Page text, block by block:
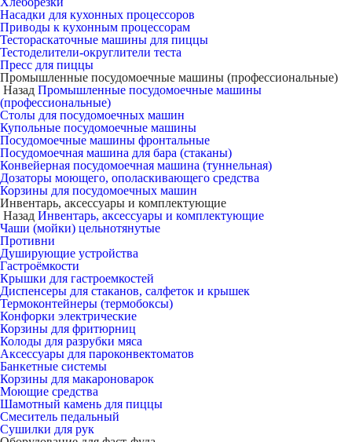
Насадки для кухонных процессоров
Приводы к кухонным процессорам
Тестораскаточные машины для пиццы
Тестоделители-округлители теста
Пресс для пиццы
Промышленные посудомоечные машины (профессиональные)
Назад Промышленные посудомоечные машины
(профессиональные)
Столы для посудомоечных машин
Купольные посудомоечные машины
Посудомоечные машины фронтальные
Посудомоечная машина для бара (стаканы)
Конвейерная посудомоечная машина (туннельная)
Дозаторы моющего, ополаскивающего средства
Корзины для посудомоечных машин
Инвентарь, аксессуары и комплектующие
Назад Инвентарь, аксессуары и комплектующие
Чаши (мойки) цельнотянутые
Противни
Душирующие устройства
Гастроёмкости
Крышки для гастроемкостей
Диспенсеры для стаканов, салфеток и крышек
Термоконтейнеры (термобоксы)
Конфорки электрические
Корзины для фритюрниц
Колоды для разрубки мяса
Аксессуары для пароконвектоматов
Банкетные системы
Корзины для макароноварок
Моющие средства
Шамотный камень для пиццы
Смеситель педальный
Сушилки для рук